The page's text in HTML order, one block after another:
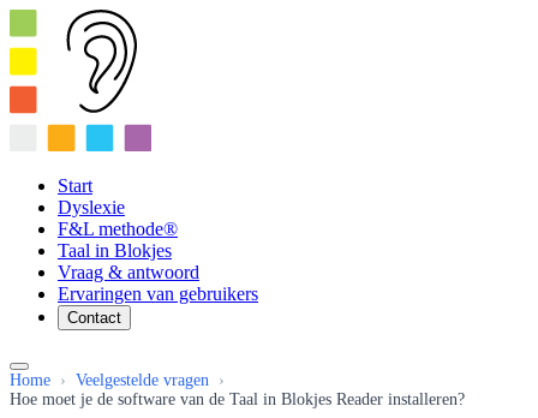
Start
Dyslexie
F&L methode®
Taal in Blokjes
Vraag & antwoord
Ervaringen van gebruikers
Contact
Home › Veelgestelde vragen ›
Hoe moet je de software van de Taal in Blokjes Reader installeren?